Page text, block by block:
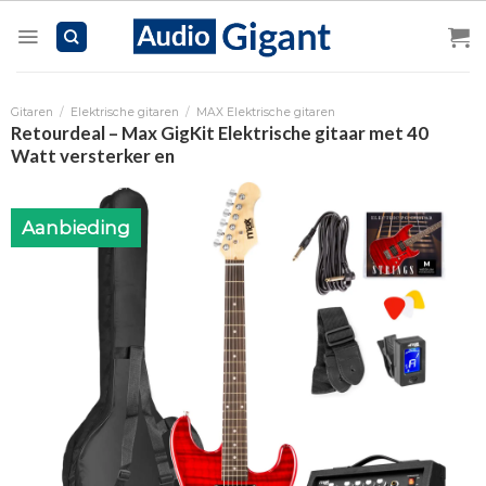
Gitaren / Elektrische gitaren / MAX Elektrische gitaren
Retourdeal – Max GigKit Elektrische gitaar met 40
Watt versterker en
Aanbieding